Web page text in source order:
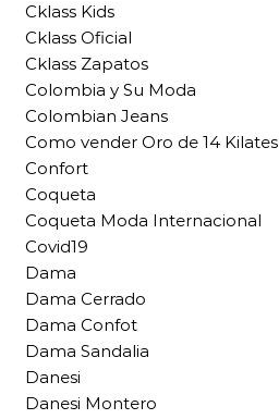
Cklass Kids
Cklass Oficial
Cklass Zapatos
Colombia y Su Moda
Colombian Jeans
Como vender Oro de 14 Kilates
Confort
Coqueta
Coqueta Moda Internacional
Covid19
Dama
Dama Cerrado
Dama Confot
Dama Sandalia
Danesi
Danesi Montero